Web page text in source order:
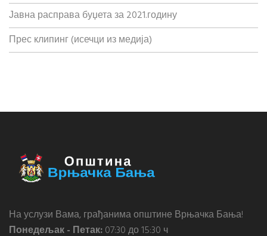
Јавна расправа буџета за 2021.годину
Прес клипинг (исечци из медија)
На услузи Вама, грађанима општине Врњачка Бања!
Понедељак - Петак:07:30 до 15:30 ч